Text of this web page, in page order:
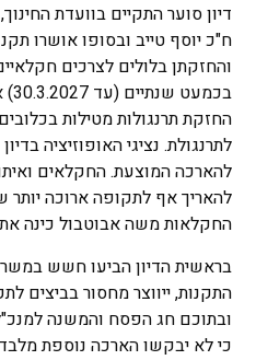
דיון סוער התקיים בוועדת
ח"כ יוסף טייב ובסופו אושרו
והחזקתן בלולים לצרכים
לתרנגולת. נציגי האופוזיציה
להארכה המוצעת. החקלאים
להאריך אף לתקופה ארוכה
החקלאות משה אבוטבול כינה
בראשית הדיון הביעו חשש
התקנות, ייווצר מחסור בביצים
ובתוכם חג הפסח והמשנה
כי לא יבקשו הארכה נוספת